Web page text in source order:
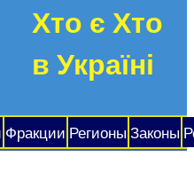
Хто є Хто
в Україні
Фракции Регионы Законы